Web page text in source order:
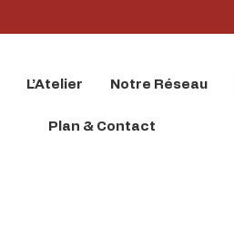
L’Atelier Notre Réseau
Plan & Contact